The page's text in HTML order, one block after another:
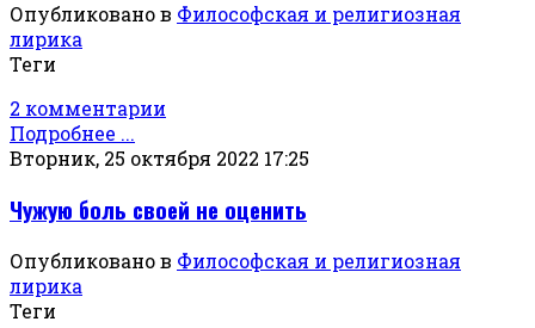
Опубликовано в Философская и религиозная
лирика
Теги
2 комментарии
Подробнее ...
Вторник, 25 октября 2022 17:25
Чужую боль своей не оценить
Опубликовано в Философская и религиозная
лирика
Теги